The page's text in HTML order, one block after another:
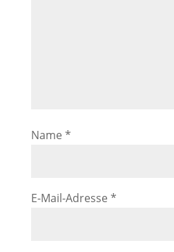
Name *
E-Mail-Adresse *